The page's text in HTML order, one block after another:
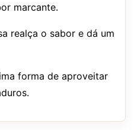
marcante.
realça o sabor e dá um
forma de aproveitar